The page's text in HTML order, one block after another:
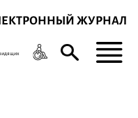
ЖУРНАЛ